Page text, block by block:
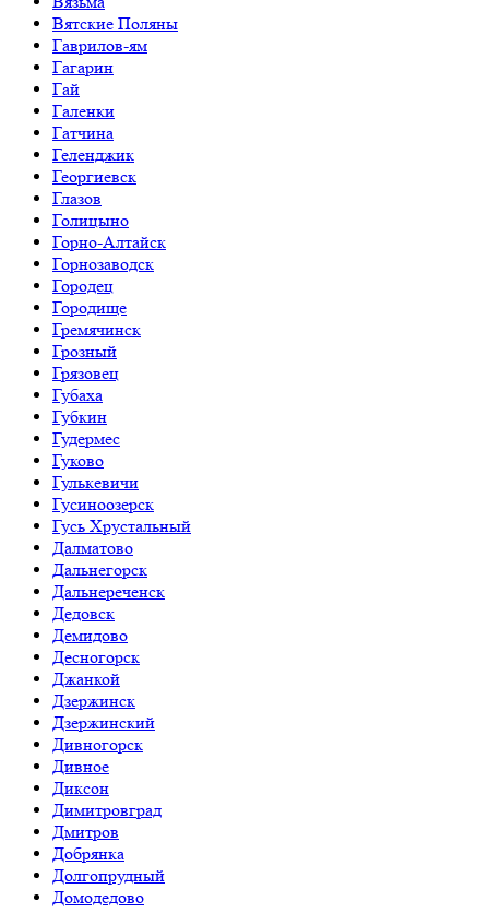
Вятские Поляны
Гаврилов-ям
Гагарин
Гай
Галенки
Гатчина
Геленджик
Георгиевск
Глазов
Голицыно
Горно-Алтайск
Горнозаводск
Городец
Городище
Гремячинск
Грозный
Грязовец
Губаха
Губкин
Гудермес
Гуково
Гулькевичи
Гусиноозерск
Гусь Хрустальный
Далматово
Дальнегорск
Дальнереченск
Дедовск
Демидово
Десногорск
Джанкой
Дзержинск
Дзержинский
Дивногорск
Дивное
Диксон
Димитровград
Дмитров
Добрянка
Долгопрудный
Домодедово